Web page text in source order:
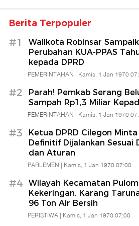
Banten
Berita Terpopuler
#1
Walikota Robinsar
Perubahan KUA-PPAS
kepada DPRD
PEMERINTAHAN | Kamis, 1 Jan 1970
#2
Parah! Pemkab Serang
Sampah Rp1,3 Miliar
PEMERINTAHAN | Kamis, 1 Jan 1970
#3
Ketua DPRD Cilegon
Definitif Dijalankan Sesuai
dan Aturan
PARLEMEN | Kamis, 1 Jan 1970 07:00
#4
Wilayah Kecamatan
Kekeringan, Karang
96 Ton Air Bersih
PERISTIWA | Kamis, 1 Jan 1970 07:00